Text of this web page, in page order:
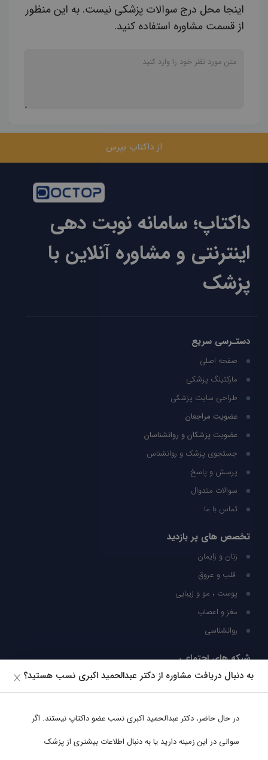
اینجا محل درج سوالات پزشکی نیست. به این منظور
از قسمت مشاوره استفاده کنید.
از داکتاپ بپرس
داکتاپ؛ سامانه نوبت دهی
اینترنتی و مشاوره آنلاین با
پزشک
دستـرسی سریع
صفحه اصلی
مارکتینگ پزشکی
طراحی سایت پزشکی
عضویت مراجعان
عضویت پزشکان و روانشناسان
جستجوی پزشک و روانشناس
پرسش و پاسخ
سوالات متدوال
تماس با ما
تخصص های پر بازدید
زنان و زایمان
قلب و عروق
پوست ، مو و زیبایی
مغز و اعصاب
روانشناسی
شبکه های اجتماعی
ما را در شبکه های اجتماعی دنبال کنید
به دنبال دریافت مشاوره از دکتر عبدالحمید اکبری نسب هستید؟
در حال حاضر، دکتر عبدالحمید اکبری نسبعضو داکتاپ نیستند. اگر
سوالی در این زمینه دارید یا به دنبال اطلاعات بیشتری از پزشک